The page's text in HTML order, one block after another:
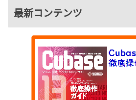
最新コンテンツ